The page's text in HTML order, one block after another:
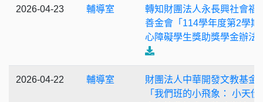
2026-04-23 輔導室
轉知財團法人永長興社會福
善金會「114學年度第2學期
心障礙學生獎助獎學金辦法
2026-04-22 輔導室
財團法人中華開發文教基金
「我們班的小飛象： 小天份